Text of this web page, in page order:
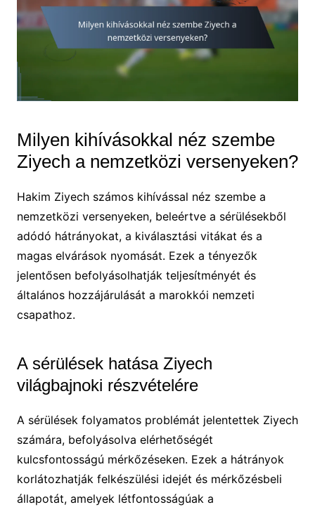
Milyen kihívásokkal néz szembe
Ziyech a nemzetközi versenyeken?
Hakim Ziyech számos kihívással néz szembe a
nemzetközi versenyeken, beleértve a sérülésekből
adódó hátrányokat, a kiválasztási vitákat és a
magas elvárások nyomását. Ezek a tényezők
jelentősen befolyásolhatják teljesítményét és
általános hozzájárulását a marokkói nemzeti
csapathoz.
A sérülések hatása Ziyech
világbajnoki részvételére
A sérülések folyamatos problémát jelentettek Ziyech
számára, befolyásolva elérhetőségét
kulcsfontosságú mérkőzéseken. Ezek a hátrányok
korlátozhatják felkészülési idejét és mérkőzésbeli
állapotát, amelyek létfontosságúak a